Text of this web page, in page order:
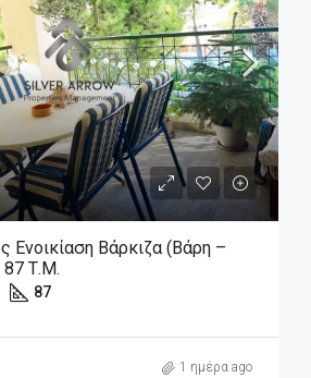
Ενοικίαση Βάρκιζα (Βάρη –
87 Τ.μ.
87
1 ημέρα ago